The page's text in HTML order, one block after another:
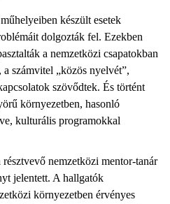
készült esetek
dolgozták fel. Ezekben
a nemzetközi csapatokban
számvitel „közös nyelvét”,
szövődtek. És történt
környezetben, hasonló
kulturális programokkal
nemzetközi mentor-tanár
jelentett. A hallgatók
környezetben érvényes